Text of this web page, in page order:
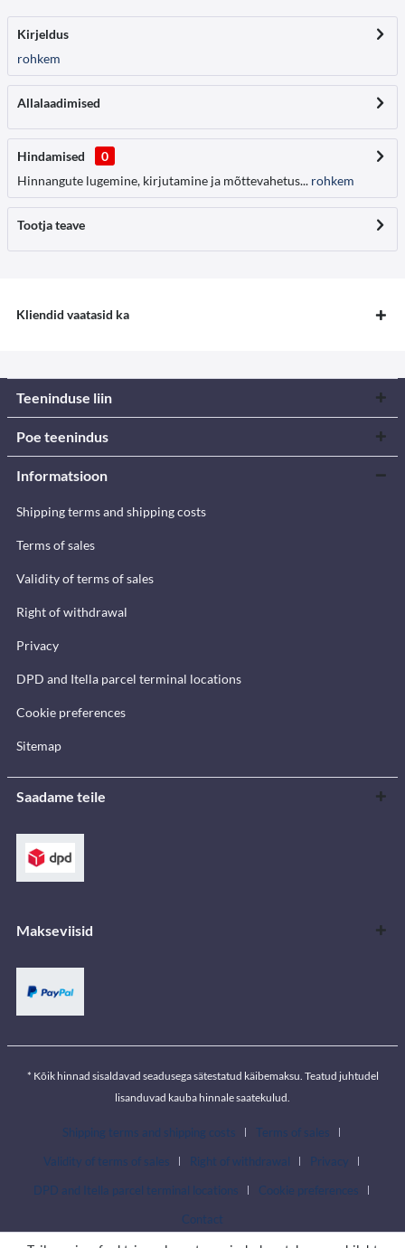
Kirjeldus
rohkem
Allalaadimised
Hindamised
0
Hinnangute lugemine, kirjutamine ja mõttevahetus... rohkem
Tootja teave
Kliendid vaatasid ka
Teeninduse liin
Poe teenindus
Informatsioon
Shipping terms and shipping costs
Terms of sales
Validity of terms of sales
Right of withdrawal
Privacy
DPD and Itella parcel terminal locations
Cookie preferences
Sitemap
Saadame teile
Makseviisid
* Kõik hinnad sisaldavad seadusega sätestatud käibemaksu. Teatud juhtudel
lisanduvad kauba hinnale saatekulud.
Shipping terms and shipping costs
Terms of sales
Validity of terms of sales
Right of withdrawal
Privacy
DPD and Itella parcel terminal locations
Cookie preferences
Contact